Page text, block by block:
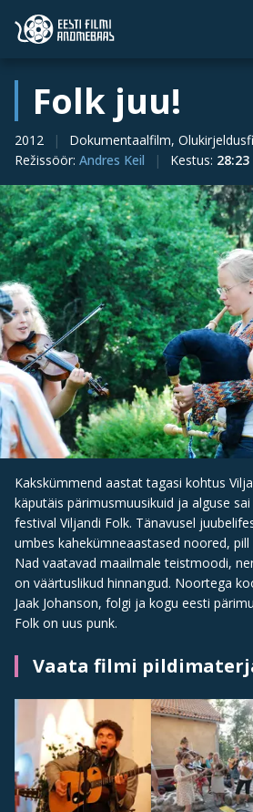
Folk juu!
2012
Dokumentaalfilm,
Režissöör: Andres Keil Kestus: 28:23
Kakskümmend aastat tagasi kohtus
käputäis pärimusmuusikuid ja alguse
festival Viljandi Folk. Tänavusel
umbes kahekümneaastased noored, pill
Nad vaatavad maailmale teistmoodi,
on väärtuslikud hinnangud. Noortega
Jaak Johanson, folgi ja kogu eesti
Folk on uus punk.
Vaata filmi